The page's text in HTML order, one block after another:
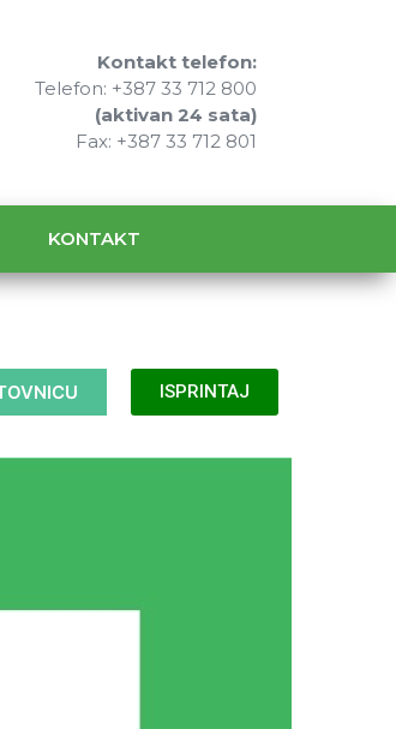
Kontakt telefon:
Telefon: +387 33 712 800
(aktivan 24 sata)
Fax: +387 33 712 801
KONTAKT
ISPRINTAJ